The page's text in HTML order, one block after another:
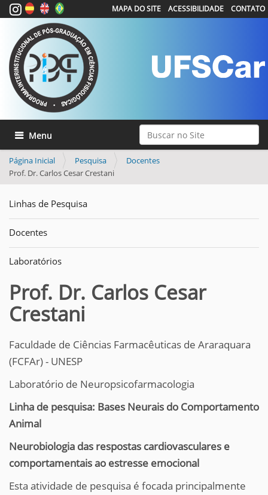
Busca Avançada…
MAPA DO SITE ACESSIBILIDADE CONTATO
Toggle navigation
Página Inicial Pesquisa
Docentes
Prof. Dr. Carlos Cesar Crestani
Linhas de Pesquisa
Docentes
Laboratórios
Prof. Dr. Carlos Cesar
Crestani
Faculdade de Ciências Farmacêuticas de Araraquara
(FCFAr) - UNESP
Laboratório de Neuropsicofarmacologia
Linha de pesquisa: Bases Neurais do Comportamento
Animal
Neurobiologia das respostas cardiovasculares e
comportamentais ao estresse emocional
Esta atividade de pesquisa é focada principalmente